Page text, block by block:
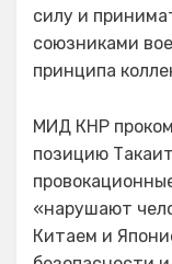
силу и
союзниками
принципа
МИД КНР
позицию
«нарушают
Китаем и